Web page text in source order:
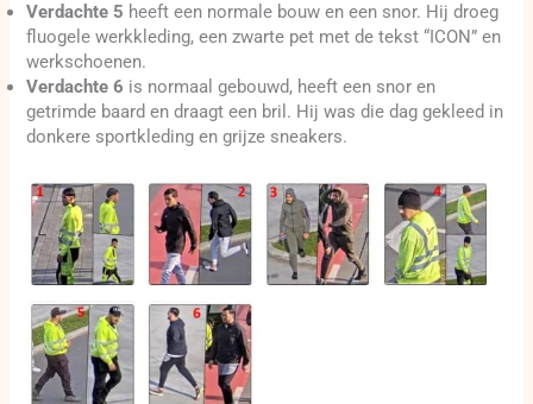
Verdachte 5 heeft een normale bouw en een snor. Hij droeg
fluogele werkkleding, een zwarte pet met de tekst “ICON” en
werkschoenen.
Verdachte 6 is normaal gebouwd, heeft een snor en
getrimde baard en draagt een bril. Hij was die dag gekleed in
donkere sportkleding en grijze sneakers.